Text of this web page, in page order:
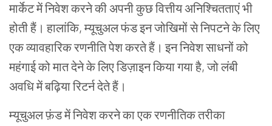
मार्केट में निवेश करने की अपनी कुछ वित्तीय अनिश्चितताएं भी
होती हैं। हालांकि, म्यूचुअल फंड इन जोखिमों से निपटने के लिए
एक व्यावहारिक रणनीति पेश करते हैं। इन निवेश साधनों को
महंगाई को मात देने के लिए डिज़ाइन किया गया है, जो लंबी
अवधि में बढ़िया रिटर्न देते हैं।
म्यूचुअल फ़ंड में निवेश करने का एक रणनीतिक तरीका